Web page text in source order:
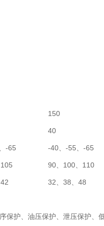
150
40
-65 -40、-55、-65
90、100、110
32、38、48
保护、油压保护、泄压保护、